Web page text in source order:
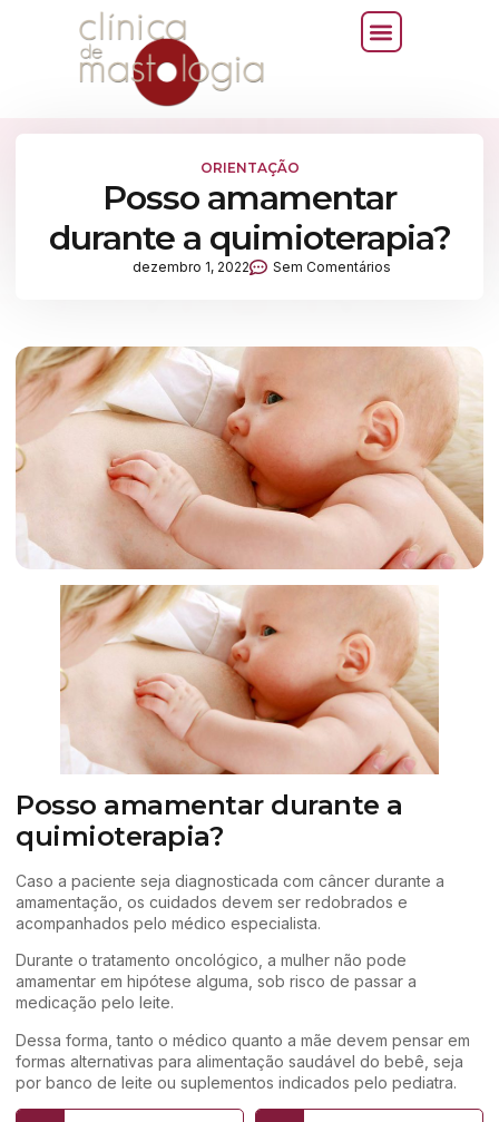
ORIENTAÇÃO
Posso amamentar
durante a quimioterapia?
dezembro 1, 2022 Sem Comentários
Posso amamentar durante a
quimioterapia?
Caso a paciente seja diagnosticada com câncer durante a
amamentação, os cuidados devem ser redobrados e
acompanhados pelo médico especialista.
Durante o tratamento oncológico, a mulher não pode
amamentar em hipótese alguma, sob risco de passar a
medicação pelo leite.
Dessa forma, tanto o médico quanto a mãe devem pensar em
formas alternativas para alimentação saudável do bebê, seja
por banco de leite ou suplementos indicados pelo pediatra.